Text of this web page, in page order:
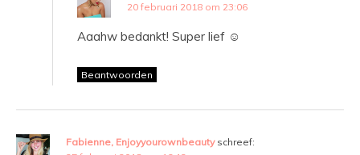
20 februari 2018 om 23:06
Aaahw bedankt! Super lief ☺️
Beantwoorden
Fabienne, Enjoyyourownbeauty schreef: